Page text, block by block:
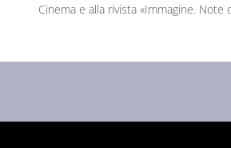
Cinema e alla rivista «Immagine. Note